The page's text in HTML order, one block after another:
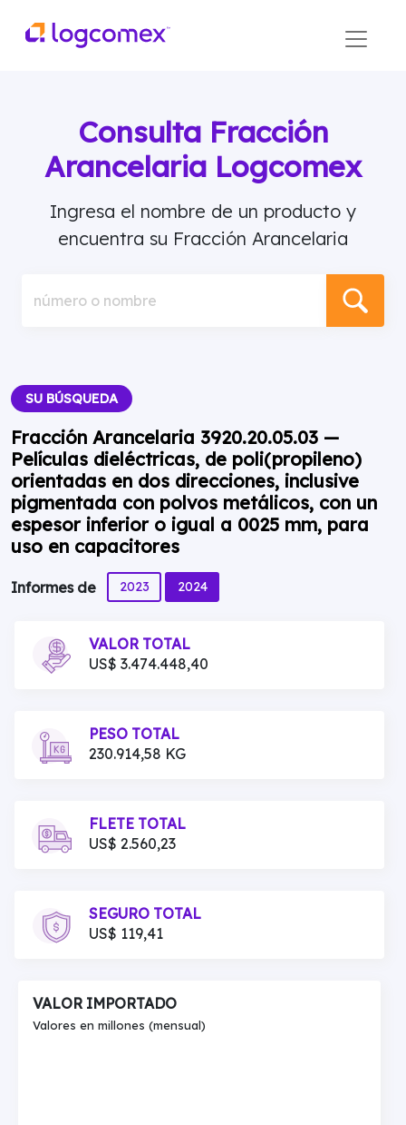
Consulta Fracción
Arancelaria Logcomex
Ingresa el nombre de un producto y
encuentra su Fracción Arancelaria
número o nombre
SU BÚSQUEDA
Fracción Arancelaria 3920.20.05.03 —
Películas dieléctricas, de poli(propileno)
orientadas en dos direcciones, inclusive
pigmentada con polvos metálicos, con un
espesor inferior o igual a 0025 mm, para
uso en capacitores
Informes de 2023 2024
VALOR TOTAL
US$ 3.474.448,40
PESO TOTAL
230.914,58 KG
FLETE TOTAL
US$ 2.560,23
SEGURO TOTAL
US$ 119,41
VALOR IMPORTADO
Valores en millones (mensual)